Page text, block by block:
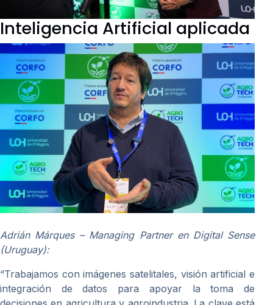
Inteligencia Artificial aplicada
Adrián Márques – Managing Partner en Digital Sense
(Uruguay):
“Trabajamos con imágenes satelitales, visión artificial e
integración de datos para apoyar la toma de